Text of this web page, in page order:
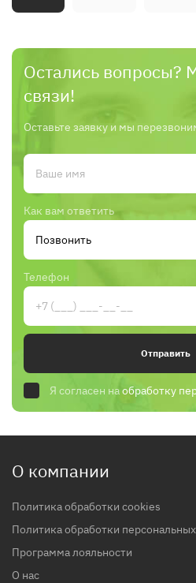
Остались вопросы?
связи!
Оставьте заявку и мы
Как вам ответить
Телефон
Отправить
Я согласен наобработку
О компании
Политика обработки cookies
Политика обработки
Программа лояльности
О нас